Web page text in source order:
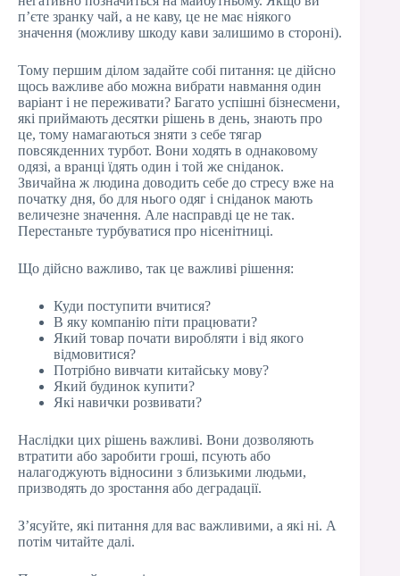
п’єте зранку чай, а не каву, це не має ніякого
значення (можливу шкоду кави залишимо в стороні).
Тому першим ділом задайте собі питання: це дійсно
щось важливе або можна вибрати навмання один
варіант і не переживати? Багато успішні бізнесмени,
які приймають десятки рішень в день, знають про
це, тому намагаються зняти з себе тягар
повсякденних турбот. Вони ходять в однаковому
одязі, а вранці їдять один і той же сніданок.
Звичайна ж людина доводить себе до стресу вже на
початку дня, бо для нього одяг і сніданок мають
величезне значення. Але насправді це не так.
Перестаньте турбуватися про нісенітниці.
Що дійсно важливо, так це важливі рішення:
Куди поступити вчитися?
В яку компанію піти працювати?
Який товар почати виробляти і від якого
відмовитися?
Потрібно вивчати китайську мову?
Який будинок купити?
Які навички розвивати?
Наслідки цих рішень важливі. Вони дозволяють
втратити або заробити гроші, псують або
налагоджують відносини з близькими людьми,
призводять до зростання або деградації.
З’ясуйте, які питання для вас важливими, а які ні. А
потім читайте далі.